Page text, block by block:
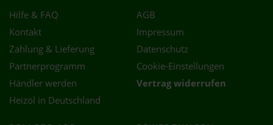
Hilfe & FAQ
Kontakt
Zahlung & Lieferung
Partnerprogramm
Händler werden
Heizöl in Deutschland
AGB
Impressum
Datenschutz
Cookie-Einstellungen
Vertrag widerrufen